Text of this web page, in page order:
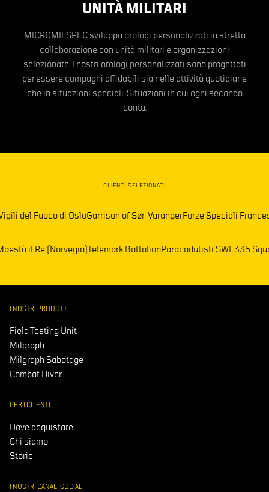
UNITÀ MILITARI
MICROMILSPEC sviluppa orologi personalizzati in stretta
collaborazione con unità militari e organizzazioni
selezionate. I nostri orologi personalizzati sono progettati
per essere compagni affidabili sia nelle attività quotidiane
che in situazioni speciali. Situazioni in cui ogni secondo
conta.
CLIENTI SELEZIONATI
del Fuoco di OsloGarrison of Sør-VarangerForze Speciali Francesi
Maestà il Re (Norvegia)Telemark BattalionParacadutisti SWE335
I NOSTRI PRODOTTI
Field Testing Unit
Milgraph
Milgraph Sabotage
Combat Diver
PER I CLIENTI
Dove acquistare
Chi siamo
Storie
I NOSTRI CANALI SOCIAL